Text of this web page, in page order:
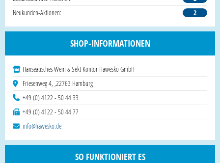
Neukunden-Aktionen:
2
SHOP-INFORMATIONEN
Hanseatisches Wein & Sekt Kontor Hawesko GmbH
Friesenweg 4, ,22763 Hamburg
+49 (0) 4122 - 50 44 33
+49 (0) 4122 - 50 44 77
info@hawesko.de
SO FUNKTIONIERT ES